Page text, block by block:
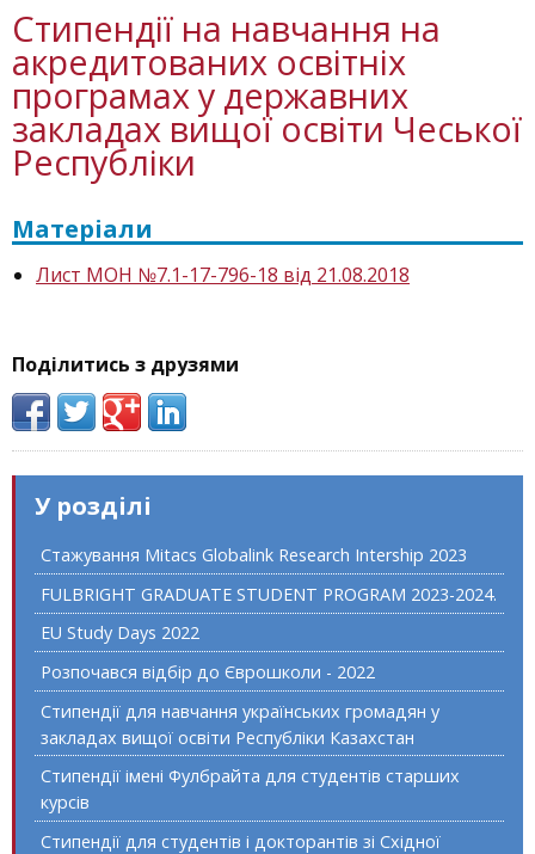
Стипендії на навчання на
акредитованих освітніх
програмах у державних
закладах вищої освіти Чеської
Республіки
Матеріали
Лист МОН №7.1-17-796-18 від 21.08.2018
Поділитись з друзями
У розділі
Стажування Mitacs Globalink Research Intership 2023
FULBRIGHT GRADUATE STUDENT PROGRAM 2023-2024.
EU Study Days 2022
Розпочався відбір до Єврошколи - 2022
Стипендії для навчання українських громадян у
закладах вищої освіти Республіки Казахстан
Стипендії імені Фулбрайта для студентів старших
курсів
Стипендії для студентів і докторантів зі Східної